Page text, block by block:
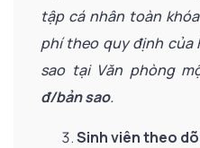
tập cá nhân toàn
phí theo quy định của
sao tại Văn phòng
đ/bản sao.
Sinh viên theo